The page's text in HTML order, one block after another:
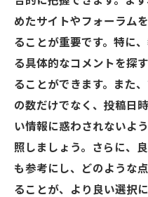
めたサイトやフォーラム
ることが重要です。特に
る具体的なコメントを探
ることができます。また
の数だけでなく、投稿日
い情報に惑わされないよ
照しましょう。さらに、
も参考にし、どのような
ることが、より良い選択